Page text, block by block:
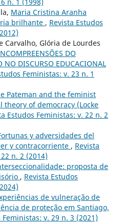
Maria Cristina Aranha
brilhante , Revista Estudos
Carvalho, Glória de Lourdes
DO
NO DISCURSO EDUCACIONAL
Feministas: v. 23 n. 1
Pateman and the feminist
of democracy (Locke
Estudos Feministas: v. 22 n. 2
y adversidades del
y contracorriente , Revista
n. 2 (2014)
proposta de
, Revista Estudos
de vulneração de
de proteção em Santiago,
Feministas: v. 29 n. 3 (2021)